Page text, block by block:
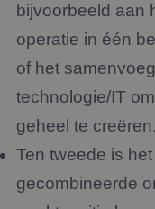
bijvoorbeeld aan
operatie in één
of het
technologie/IT
geheel te creëren.
Ten tweede is
gecombineerde